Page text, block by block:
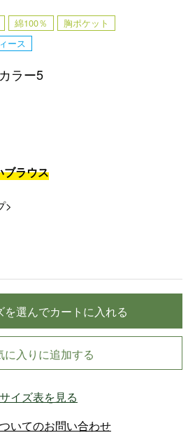
綿100％
胸ポケット
ース
ラー5
ブラウス
>
を選んでカートに入れる
に入りに追加する
サイズ表を見る
いてのお問い合わせ